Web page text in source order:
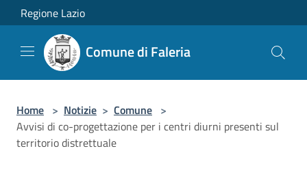
Salta al contenuto principale
Regione Lazio
Comune di Faleria
Home > Notizie > Comune >
Avvisi di co-progettazione per i centri diurni presenti sul
territorio distrettuale